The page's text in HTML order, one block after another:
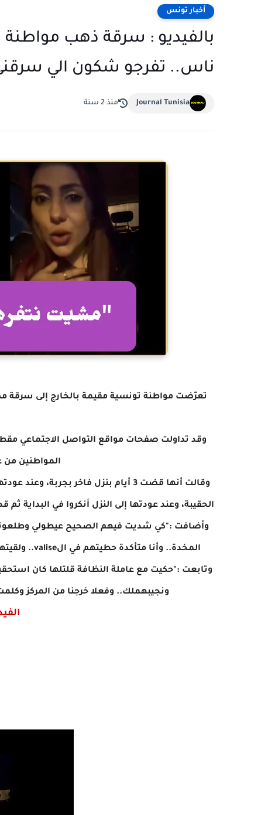
أخبار تونس
بالفيديو : سرقة ذهب مواطنة
ناس.. تفرجو شكون الي
Journal Tunisia منذ 2 سنة
تعرّضت مواطنة تونسية مقيمة بالخارج إلى سرقة
وقد تداولت صفحات مواقع التواصل الاجتماعي
المواطنين من
وقالت أنها قضت 3 أيام بنزل فاخر
الحقيبة، وعند عودتها إلى النزل أنكروا في البداية
وأضافت :"كي شديت فيهم الصحيح عيطولي
المخدة.. وأنا متأكدة حطيتهم في الvalise.. ولقيتهم ناقصين فردة وخاتم.. مشيت للمركز ونكروا الناس الكل..".
وتابعت :"حكيت مع عاملة النظافة قلتلها كان
ونجيبهملك.. وفعلا خرجنا من المركز